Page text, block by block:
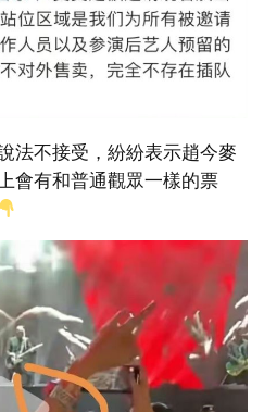
法不接受，紛紛表示趙今麥
會有和普通觀眾一樣的票